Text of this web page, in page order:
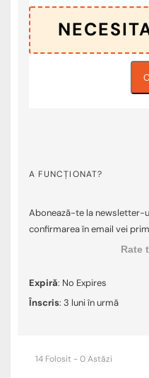
A FUNCȚIONAT?
Abonează-te la newsletter-
confirmarea în email vei
Rate
Expiră: No Expires
Înscris: 3 luni în urmă
14 Folosit - 0 Astăzi